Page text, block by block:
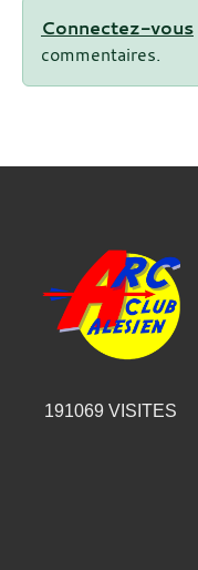
Connectez-vous
commentaires.
191069 VISITES